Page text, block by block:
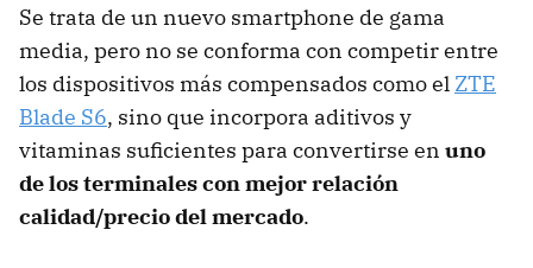
Se trata de un nuevo smartphone de gama
media, pero no se conforma con competir entre
los dispositivos más compensados como el ZTE
Blade S6, sino que incorpora aditivos y
vitaminas suficientes para convertirse en uno
de los terminales con mejor relación
calidad/precio del mercado.